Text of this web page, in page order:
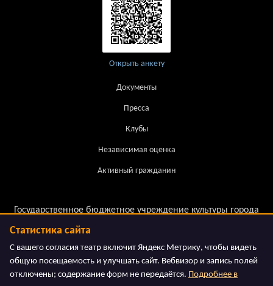
Открыть анкету
Документы
Пресса
Клубы
Независимая оценка
Активный гражданин
Государственное бюджетное учреждение культуры города
Статистика сайта
С вашего согласия театр включит Яндекс Метрику, чтобы видеть
общую посещаемость и улучшать сайт. Вебвизор и запись полей
отключены; содержание форм не передаётся. Подробнее в